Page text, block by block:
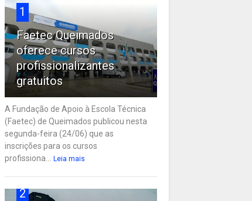
1
Faetec Queimados
oferece cursos
profissionalizantes
gratuitos
A Fundação de Apoio à Escola Técnica
(Faetec) de Queimados publicou nesta
segunda-feira (24/06) que as
inscrições para os cursos
profissiona...
Leia mais
2